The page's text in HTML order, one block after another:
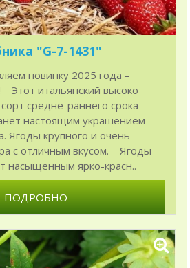
"G-7-1431"
новинку 2025 года –
Этот итальянский высоко
средне-раннего срока
настоящим украшением
Ягоды крупного и очень
с отличным вкусом. Ягоды
насыщенным ярко-красн..
ПОДРОБНО